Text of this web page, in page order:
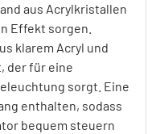
aus Acrylkristallen
Effekt sorgen.
klarem Acryl und
der für eine
sorgt. Eine
enthalten, sodass
bequem steuern